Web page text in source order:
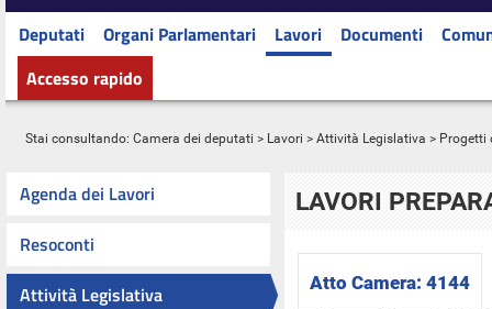
Deputati Organi Parlamentari Lavori Documenti
Accesso rapido
Stai consultando: Camera dei deputati > Lavori > Attività Legislativa > Progetti
Agenda dei Lavori
Resoconti
Attività Legislativa
LAVORI
Atto Camera: 4144